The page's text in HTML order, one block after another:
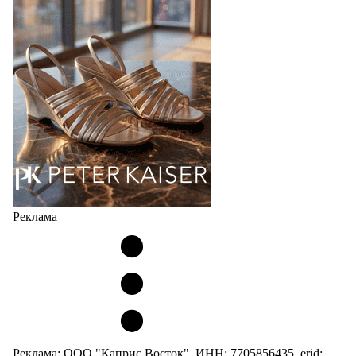
сникерины (гибридный вариант балеток и
кроссовок обтекаемой формы и с тонкой подошвой).
Но в модели Miu Miu Bubble присутствует еще и…
05.08.2026 2783
Реклама
Реклама: ООО "Каприс Восток", ИНН: 7705856435, erid: